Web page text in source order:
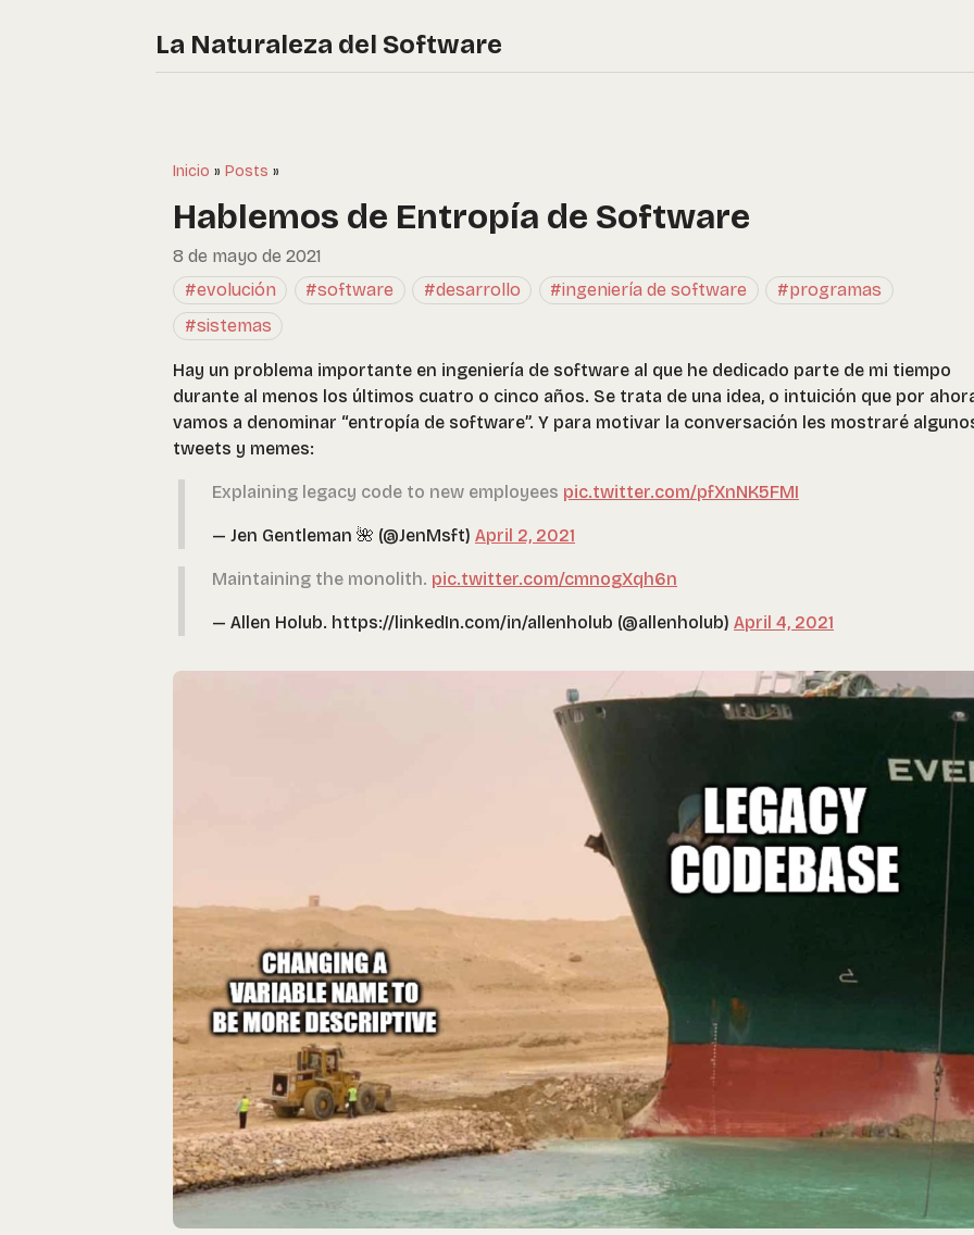
La Naturaleza del Software
Inicio » Posts »
Hablemos de Entropía de Software
8 de mayo de 2021
#evolución
#software #desarrollo #ingeniería de software
#programas
#sistemas
Hay un problema importante en ingeniería de software al que he dedicado parte de mi tiempo
durante al menos los últimos cuatro o cinco años. Se trata de una idea, o intuición que por
vamos a denominar “entropía de software”. Y para motivar la conversación les mostraré
tweets y memes:
Explaining legacy code to new employees pic.twitter.com/pfXnNK5FMI
— Jen Gentleman 🌺 (@JenMsft) April 2, 2021
Maintaining the monolith. pic.twitter.com/cmnogXqh6n
— Allen Holub. https://linkedIn.com/in/allenholub (@allenholub) April 4, 2021